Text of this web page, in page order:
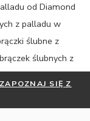
od Diamond
z palladu w
ślubne z
ślubnych z
ORAZ DO 30%